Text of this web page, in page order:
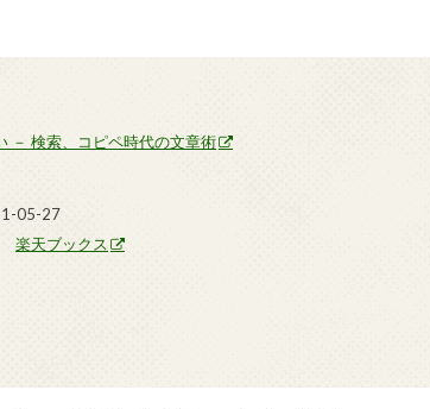
－ 検索、コピペ時代の文章術
05-27
楽天ブックス